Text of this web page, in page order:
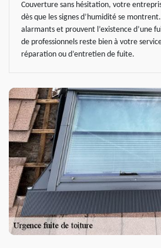
Couverture sans hésitation, votre
dès que les signes d’humidité se
alarmants et prouvent l’existence d’une
de professionnels reste bien à votre
réparation ou d’entretien de fuite.